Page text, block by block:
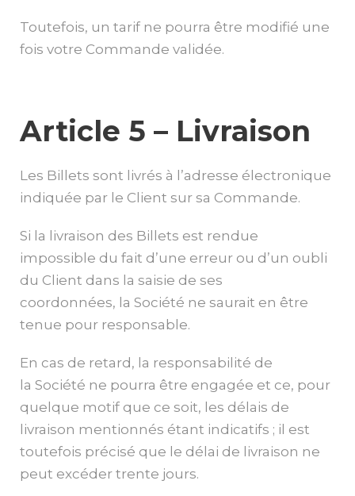
Toutefois, un tarif ne pourra être modifié une
fois votre Commande validée.
Article 5 – Livraison
Les Billets sont livrés à l’adresse électronique
indiquée par le Client sur sa Commande.
Si la livraison des Billets est rendue
impossible du fait d’une erreur ou d’un oubli
du Client dans la saisie de ses
coordonnées, la Société ne saurait en être
tenue pour responsable.
En cas de retard, la responsabilité de
la Société ne pourra être engagée et ce, pour
quelque motif que ce soit, les délais de
livraison mentionnés étant indicatifs ; il est
toutefois précisé que le délai de livraison ne
peut excéder trente jours.